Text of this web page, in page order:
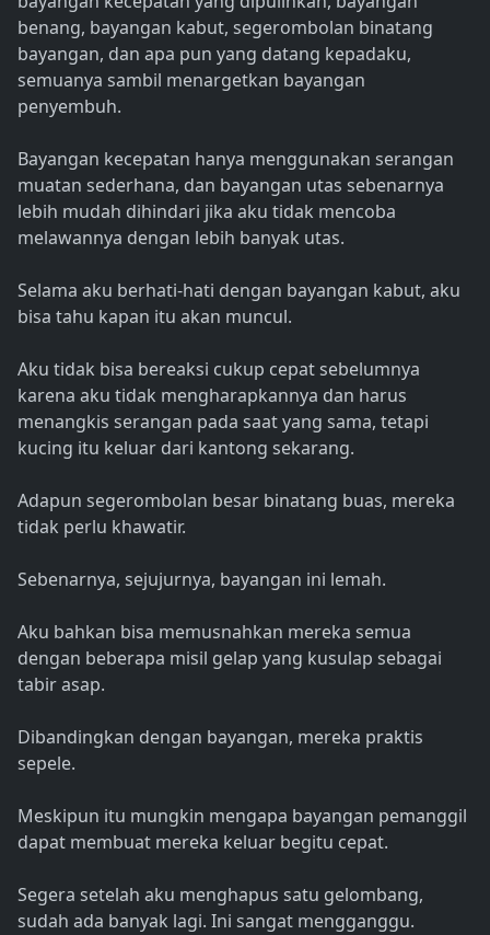
benang, bayangan kabut, segerombolan binatang
bayangan, dan apa pun yang datang kepadaku,
semuanya sambil menargetkan bayangan
penyembuh.
Bayangan kecepatan hanya menggunakan serangan
muatan sederhana, dan bayangan utas sebenarnya
lebih mudah dihindari jika aku tidak mencoba
melawannya dengan lebih banyak utas.
Selama aku berhati-hati dengan bayangan kabut, aku
bisa tahu kapan itu akan muncul.
Aku tidak bisa bereaksi cukup cepat sebelumnya
karena aku tidak mengharapkannya dan harus
menangkis serangan pada saat yang sama, tetapi
kucing itu keluar dari kantong sekarang.
Adapun segerombolan besar binatang buas, mereka
tidak perlu khawatir.
Sebenarnya, sejujurnya, bayangan ini lemah.
Aku bahkan bisa memusnahkan mereka semua
dengan beberapa misil gelap yang kusulap sebagai
tabir asap.
Dibandingkan dengan bayangan, mereka praktis
sepele.
Meskipun itu mungkin mengapa bayangan pemanggil
dapat membuat mereka keluar begitu cepat.
Segera setelah aku menghapus satu gelombang,
sudah ada banyak lagi. Ini sangat mengganggu.